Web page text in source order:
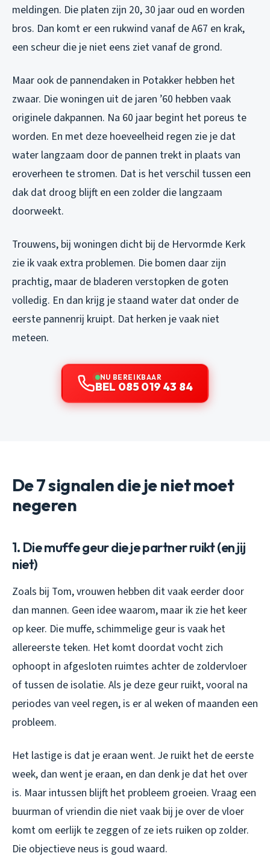
meldingen. Die platen zijn 20, 30 jaar oud en worden
bros. Dan komt er een rukwind vanaf de A67 en krak,
een scheur die je niet eens ziet vanaf de grond.
Maar ook de pannendaken in Potakker hebben het
zwaar. Die woningen uit de jaren ’60 hebben vaak
originele dakpannen. Na 60 jaar begint het poreus te
worden. En met deze hoeveelheid regen zie je dat
water langzaam door de pannen trekt in plaats van
eroverheen te stromen. Dat is het verschil tussen een
dak dat droog blijft en een zolder die langzaam
doorweekt.
Trouwens, bij woningen dicht bij de Hervormde Kerk
zie ik vaak extra problemen. Die bomen daar zijn
prachtig, maar de bladeren verstopken de goten
volledig. En dan krijg je staand water dat onder de
eerste pannenrij kruipt. Dat herken je vaak niet
meteen.
NU BEREIKBAAR
BEL 085 019 43 84
De 7 signalen die je niet moet
negeren
1. Die muffe geur die je partner ruikt (en jij
niet)
Zoals bij Tom, vrouwen hebben dit vaak eerder door
dan mannen. Geen idee waarom, maar ik zie het keer
op keer. Die muffe, schimmelige geur is vaak het
allereerste teken. Het komt doordat vocht zich
ophoopt in afgesloten ruimtes achter de zoldervloer
of tussen de isolatie. Als je deze geur ruikt, vooral na
periodes van veel regen, is er al weken of maanden een
probleem.
Het lastige is dat je eraan went. Je ruikt het de eerste
week, dan went je eraan, en dan denk je dat het over
is. Maar intussen blijft het probleem groeien. Vraag een
buurman of vriendin die niet vaak bij je over de vloer
komt om eerlijk te zeggen of ze iets ruiken op zolder.
Die objectieve neus is goud waard.